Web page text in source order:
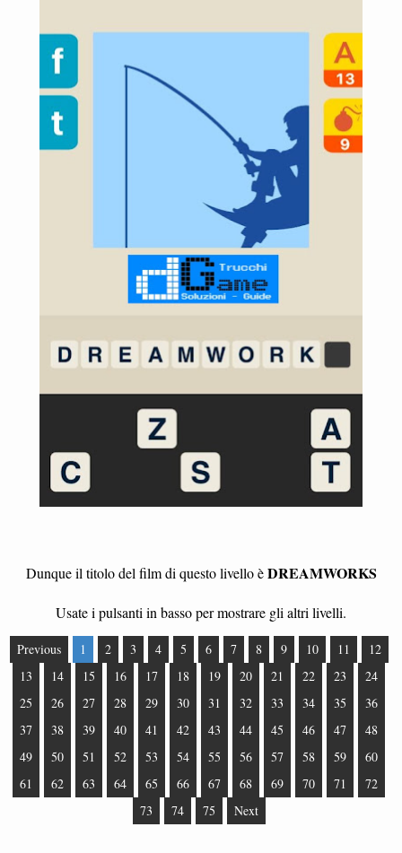
Dunque il titolo del film di questo livello èDREAMWORKS
Usate i pulsanti in basso per mostrare gli altri livelli.
Previous 1 2 3 4 5 6 7 8 9 10 11
12
13
14 15 16 17 18 19 20 21 22 23
24
25
26 27 28 29 30 31 32 33 34 35
36
37
38 39 40 41 42 43 44 45 46 47
48
49
50 51 52 53 54 55 56 57 58 59
60
61
62 63 64 65 66 67 68 69 70 71
72
73
74 75 Next